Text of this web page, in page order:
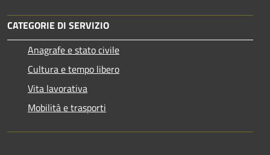
CATEGORIE DI SERVIZIO
Anagrafe e stato civile
Cultura e tempo libero
Vita lavorativa
Mobilità e trasporti